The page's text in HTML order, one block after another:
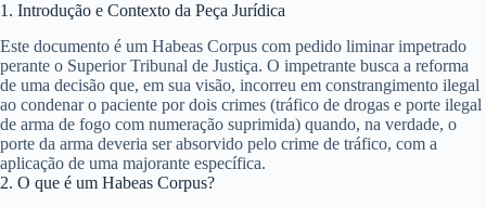
1. Introdução e Contexto da Peça Jurídica
Este documento é um Habeas Corpus com pedido liminar impetrado
perante o Superior Tribunal de Justiça. O impetrante busca a reforma
de uma decisão que, em sua visão, incorreu em constrangimento ilegal
ao condenar o paciente por dois crimes (tráfico de drogas e porte ilegal
de arma de fogo com numeração suprimida) quando, na verdade, o
porte da arma deveria ser absorvido pelo crime de tráfico, com a
aplicação de uma majorante específica.
2. O que é um Habeas Corpus?